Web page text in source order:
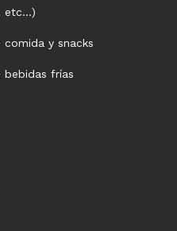
etc…)
comida y snacks
bebidas frías